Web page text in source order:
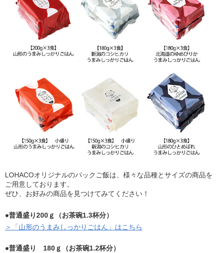
LOHACOオリジナルのパックご飯は、様々な品種とサイズの商品を
ご用意しております。
ぜひ、お好みの商品を見つけてみてください！
●普通盛り200ｇ（お茶碗1.3杯分）
＞「山形のうまみしっかりごはん」はこちら
●普通盛り 180ｇ（お茶碗1.2杯分）